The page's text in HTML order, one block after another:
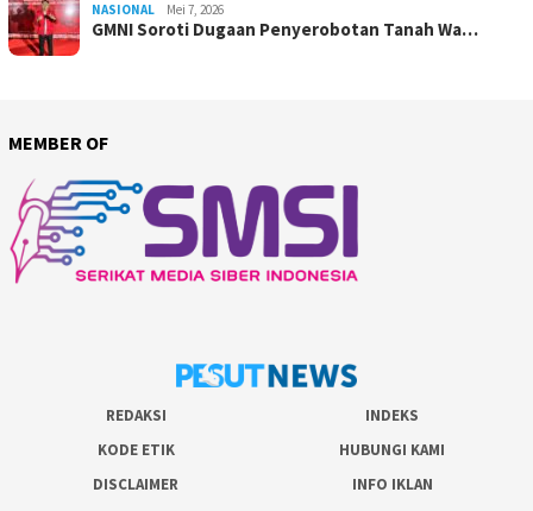
NASIONAL Mei 7, 2026
GMNI Soroti Dugaan Penyerobotan Tanah Wa…
MEMBER OF
REDAKSI
INDEKS
KODE ETIK
HUBUNGI KAMI
DISCLAIMER
INFO IKLAN